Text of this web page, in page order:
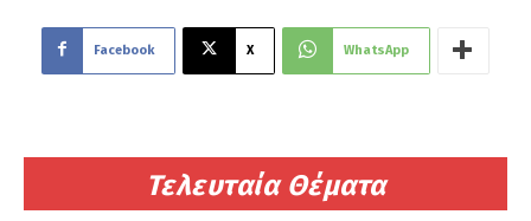
Τελευταία Θέματα
Facebook X WhatsApp